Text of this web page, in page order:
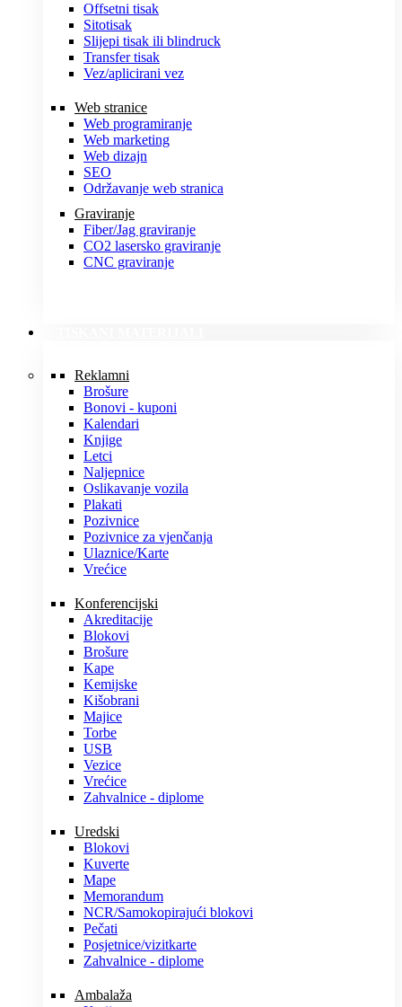
Offsetni tisak
Sitotisak
Slijepi tisak ili blindruck
Transfer tisak
Vez/aplicirani vez
Web stranice
Web programiranje
Web marketing
Web dizajn
SEO
Održavanje web stranica
Graviranje
Fiber/Jag graviranje
CO2 lasersko graviranje
CNC graviranje
Reklamni
Brošure
Bonovi - kuponi
Kalendari
Knjige
Letci
Naljepnice
Oslikavanje vozila
Plakati
Pozivnice
Pozivnice za vjenčanja
Ulaznice/Karte
Vrećice
Konferencijski
Akreditacije
Blokovi
Brošure
Kape
Kemijske
Kišobrani
Majice
Torbe
USB
Vezice
Vrećice
Zahvalnice - diplome
Uredski
Blokovi
Kuverte
Mape
Memorandum
NCR/Samokopirajući blokovi
Pečati
Posjetnice/vizitkarte
Zahvalnice - diplome
Ambalaža